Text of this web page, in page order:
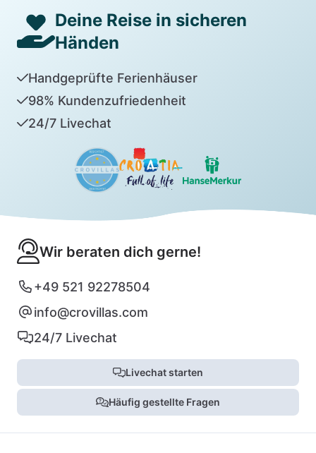
Deine Reise in sicheren
Händen
Handgeprüfte Ferienhäuser
98% Kundenzufriedenheit
24/7 Livechat
Wir beraten dich gerne!
+49 521 92278504
info@crovillas.com
24/7 Livechat
Livechat starten
Häufig gestellte Fragen